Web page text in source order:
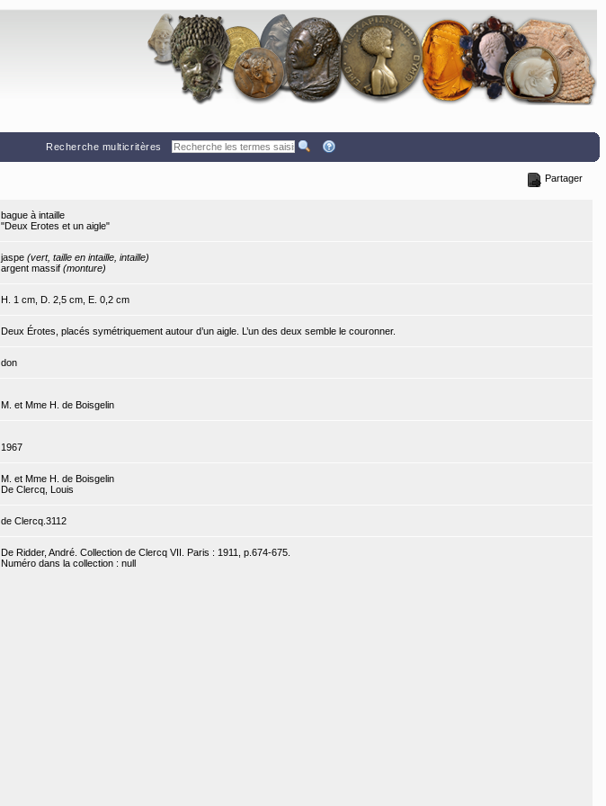
Recherche multicritères
Partager
bague à intaille
"Deux Erotes et un aigle"
jaspe (vert, taille en intaille, intaille)
argent massif (monture)
H. 1 cm, D. 2,5 cm, E. 0,2 cm
Deux Érotes, placés symétriquement autour d’un aigle. L’un des deux semble le couronner.
don
M. et Mme H. de Boisgelin
1967
M. et Mme H. de Boisgelin
De Clercq, Louis
de Clercq.3112
De Ridder, André. Collection de Clercq VII. Paris : 1911, p.674-675.
Numéro dans la collection : null